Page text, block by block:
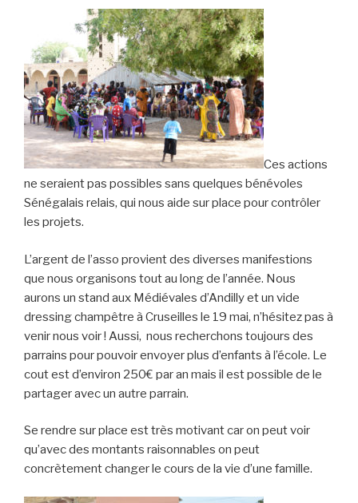
Ces actions
ne seraient pas possibles sans quelques bénévoles
Sénégalais relais, qui nous aide sur place pour contrôler
les projets.
L’argent de l’asso provient des diverses manifestions
que nous organisons tout au long de l’année. Nous
aurons un stand aux Médiévales d’Andilly et un vide
dressing champêtre à Cruseilles le 19 mai, n’hésitez pas à
venir nous voir ! Aussi, nous recherchons toujours des
parrains pour pouvoir envoyer plus d’enfants à l’école. Le
cout est d’environ 250€ par an mais il est possible de le
partager avec un autre parrain.
Se rendre sur place est très motivant car on peut voir
qu’avec des montants raisonnables on peut
concrètement changer le cours de la vie d’une famille.